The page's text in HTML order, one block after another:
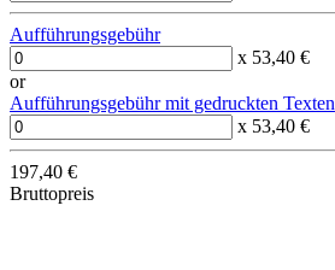
Aufführungsgebühr
x 53,40 €
or
Aufführungsgebühr mit gedruckten Texten
x 53,40 €
197,40 €
Bruttopreis